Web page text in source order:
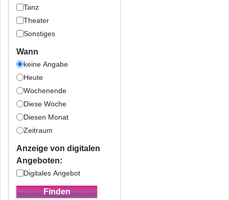
Tanz
Theater
Sonstiges
Wann
keine Angabe
Heute
Wochenende
Diese Woche
Diesen Monat
Zeitraum
Anzeige von digitalen
Angeboten:
Digitales Angebot